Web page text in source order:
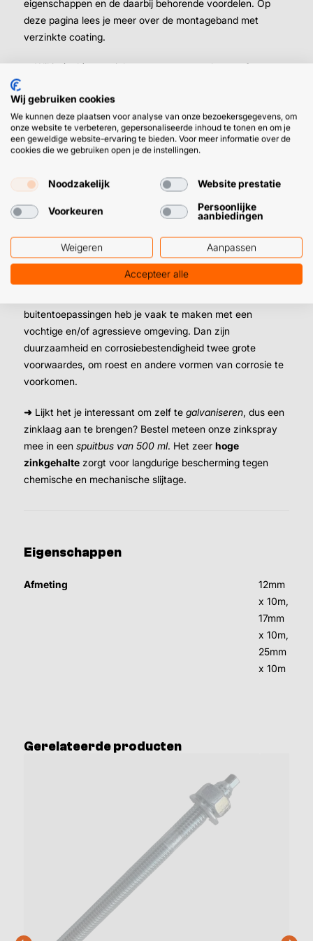
eigenschappen en de daarbij behorende voordelen. Op
deze pagina lees je meer over de montageband met
verzinkte coating.
➜Wil je (ook) materialen vastzetten, markeren of
extreem hoge kleefkracht.
De voordelen van metalen montageband
weet. De laag wordt op de band aangebracht middels een
Het zal je dan ook niet verbazen dat verzinkt
montageband eenzilverachtige kleurheeft. Het grote
voordeel ten opzichte van geplastificeerd montageband is
buitentoepassingen heb je vaak te maken met een
vochtige en/of agressieve omgeving. Dan zijn
duurzaamheid en corrosiebestendigheid twee grote
voorwaardes, om roest en andere vormen van corrosie te
voorkomen.
➜ Lijkt het je interessant om zelf te galvaniseren, dus een
zinklaag aan te brengen? Bestel meteen onze zinkspray
mee in een spuitbus van 500 ml. Het zeer hoge
zinkgehalte zorgt voor langdurige bescherming tegen
chemische en mechanische slijtage.
Eigenschappen
Afmeting
12mm
x 10m,
17mm
x 10m,
25mm
x 10m
Gerelateerde producten
Wij gebruiken cookies
We kunnen deze plaatsen voor analyse van onze bezoekersgegevens, om
onze website te verbeteren, gepersonaliseerde inhoud te tonen en om je
een geweldige website-ervaring te bieden. Voor meer informatie over de
cookies die we gebruiken open je de instellingen.
Noodzakelijk Website prestatie
Voorkeuren
Persoonlijke
aanbiedingen
Weigeren Aanpassen
Accepteer alle